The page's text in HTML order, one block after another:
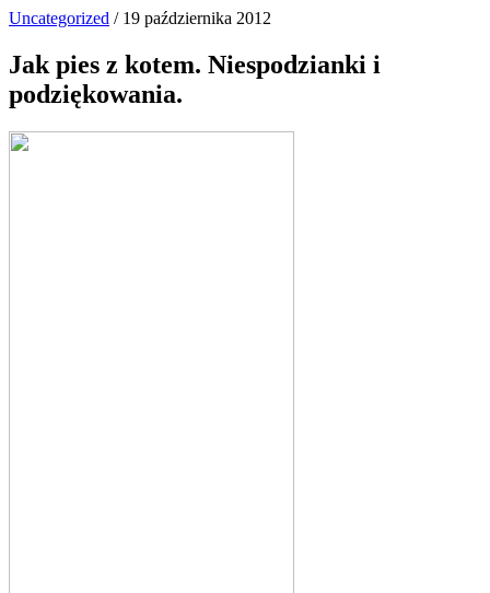
Uncategorized / 19 października 2012
Jak pies z kotem. Niespodzianki i
podziękowania.